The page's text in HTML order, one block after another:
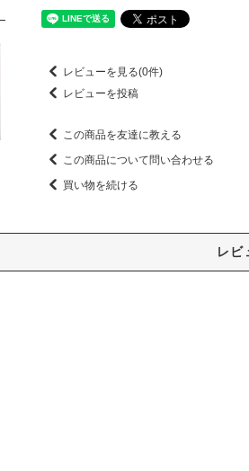
レビューを見る(0件)
レビューを投稿
この商品を友達に教える
この商品について問い合わせる
買い物を続ける
レビ